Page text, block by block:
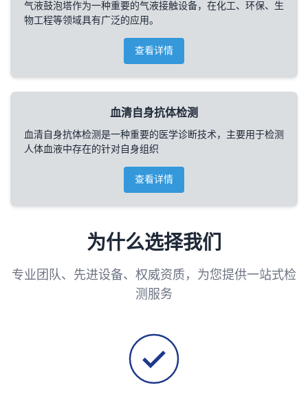
气液鼓泡塔作为一种重要的气液接触设备，在化工、环保、生
物工程等领域具有广泛的应用。
查看详情
血清自身抗体检测
血清自身抗体检测是一种重要的医学诊断技术，主要用于检测
人体血液中存在的针对自身组织
查看详情
为什么选择我们
专业团队、先进设备、权威资质，为您提供一站式检
测服务